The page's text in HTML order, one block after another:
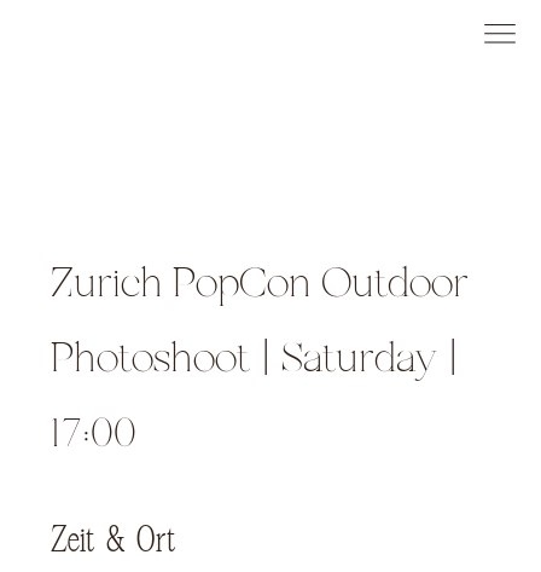
Zurich PopCon Outdoor
Photoshoot | Saturday |
17:00
Zeit & Ort